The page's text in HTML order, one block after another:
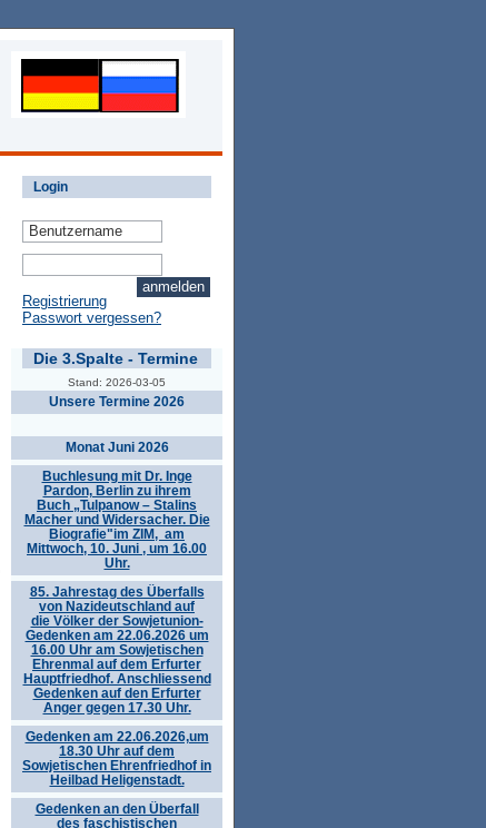
Login
Registrierung
Passwort vergessen?
Die 3.Spalte - Termine
Stand: 2026-03-05
Unsere Termine 2026
Monat Juni 2026
Buchlesung mit Dr. Inge
Pardon, Berlin zu ihrem
Buch „Tulpanow – Stalins
Macher und Widersacher. Die
Biografie"im ZIM, am
Mittwoch, 10. Juni , um 16.00
Uhr.
85. Jahrestag des Überfalls
von Nazideutschland auf
die Völker der Sowjetunion-
Gedenken am 22.06.2026 um
16.00 Uhr am Sowjetischen
Ehrenmal auf dem Erfurter
Hauptfriedhof. Anschliessend
Gedenken auf den Erfurter
Anger gegen 17.30 Uhr.
Gedenken am 22.06.2026,um
18.30 Uhr auf dem
Sowjetischen Ehrenfriedhof in
Heilbad Heligenstadt.
Gedenken an den Überfall
des faschistischen